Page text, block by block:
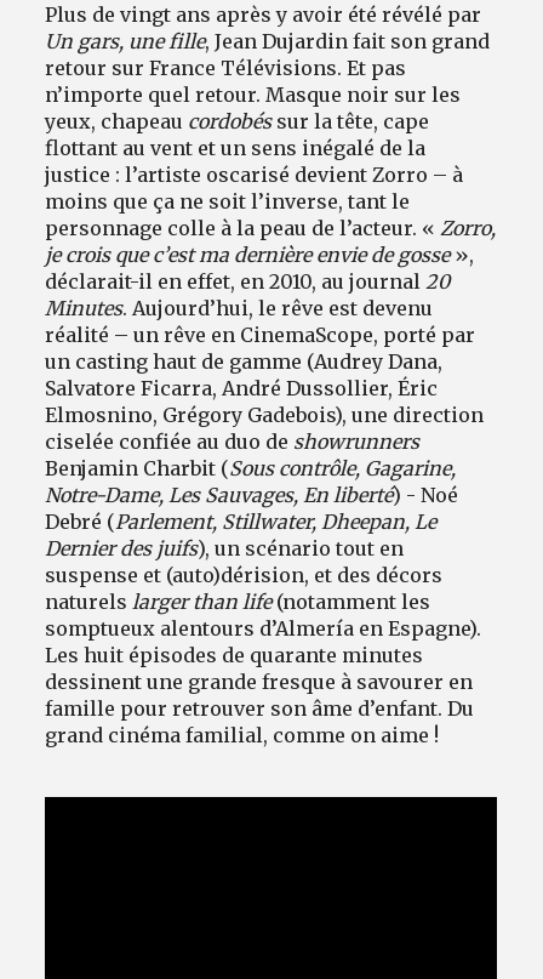
Plus de vingt ans après y avoir été révélé par
Un gars, une fille, Jean Dujardin fait son grand
retour sur France Télévisions. Et pas
n’importe quel retour. Masque noir sur les
yeux, chapeau cordobéssur la tête, cape
flottant au vent et un sens inégalé de la
justice : l’artiste oscarisé devient Zorro – à
moins que ça ne soit l’inverse, tant le
personnage colle à la peau de l’acteur. « Zorro,
je crois que c’est ma dernière envie de gosse»,
déclarait-il en effet, en 2010, au journal 20
Minutes. Aujourd’hui, le rêve est devenu
réalité – un rêve en CinemaScope, porté par
un casting haut de gamme (Audrey Dana,
Salvatore Ficarra, André Dussollier, Éric
Elmosnino, Grégory Gadebois), une direction
ciselée confiée au duo de showrunners
Benjamin Charbit (Sous contrôle, Gagarine,
Notre-Dame, Les Sauvages, En liberté) - Noé
Debré (Parlement, Stillwater, Dheepan, Le
Dernier des juifs), un scénario tout en
suspense et (auto)dérision, et des décors
naturels larger than life(notamment les
somptueux alentours d’Almería en Espagne).
Les huit épisodes de quarante minutes
dessinent une grande fresque à savourer en
famille pour retrouver son âme d’enfant. Du
grand cinéma familial, comme on aime !